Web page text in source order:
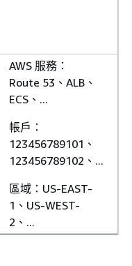
AWS 服務：
Route 53、ALB、
ECS、...
帳戶：
123456789101、
123456789102、...
區域：US-EAST-
1、US-WEST-
2、...